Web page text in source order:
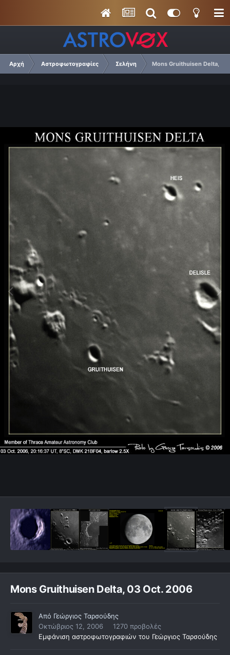
Αρχή Αστροφωτογραφίες Σελήνη Mons Gruithuisen Delta,
Mons Gruithuisen Delta, 03 Oct. 2006
Από Γεώργιος Ταρσούδης
Οκτώβριος 12, 2006
1270 προβολές
Εμφάνιση αστροφωτογραφιών του Γεώργιος Ταρσούδης